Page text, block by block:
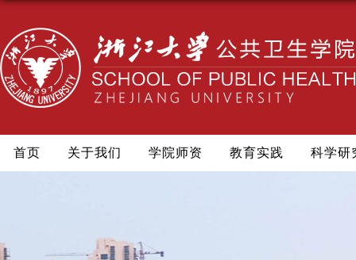
首页 关于我们 学院师资 教育实践 科学研